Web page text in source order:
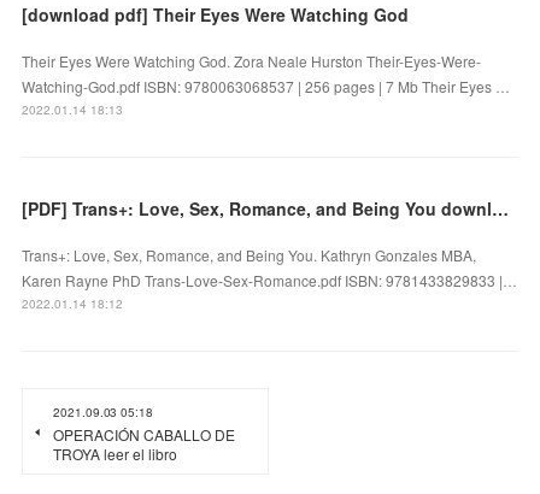
[download pdf] Their Eyes Were Watching God
Their Eyes Were Watching God. Zora Neale Hurston Their-Eyes-Were-
Watching-God.pdf ISBN: 9780063068537 | 256 pages | 7 Mb Their Eyes …
2022.01.14 18:13
[PDF] Trans+: Love, Sex, Romance, and Being You download
Trans+: Love, Sex, Romance, and Being You. Kathryn Gonzales MBA,
Karen Rayne PhD Trans-Love-Sex-Romance.pdf ISBN: 9781433829833 |…
2022.01.14 18:12
2021.09.03 05:18
OPERACIÓN CABALLO DE
TROYA leer el libro